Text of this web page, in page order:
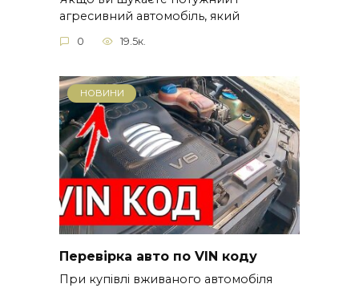
агресивний автомобіль, який
0 19.5к.
НОВИНИ
Перевірка авто по VIN коду
При купівлі вживаного автомобіля